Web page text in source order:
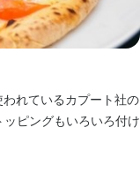
れているカプート社の
ピングもいろいろ付け
婦・主夫歓迎
ブランクOK
けなどのホール業務
スタッフへの指導・